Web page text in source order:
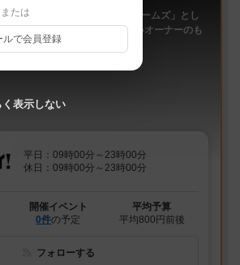
年9月大阪日本橋で「キウイゲームズ」とし
ゲームカフェです。 今は新しいオーナーのも
平日：09時00分～23時00分
休日：09時00分～23時00分
開催イベント
0件の予定
平均予算
平均800円前後
フォローする
または
ルで会員登録
く表示しない